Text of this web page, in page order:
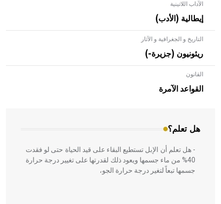
الآداب اللاتينية
إيطالية (الأدب)
التاريخ و الجغرافية و الآثار
ريئونيون (جزيرة-)
القانون
القواعد الآمرة
هل تعلم؟
- هل تعلم أن الأبلق نوع من الفنون الهندسية التي ارتبطت
بالعمارة الإسلامية في بلاد الشام ومصر خاصة، حيث يحرص
المعمار على بناء مداميكه وخاصة في الواجهات
- هل تعلم أن الإبل تستطيع البقاء على قيد الحياة حتى لو فقدت
40% من ماء جسمها ويعود ذلك لقدرتها على تغيير درجة حرارة
جسمها تبعاً لتغير درجة حرارة الجو،